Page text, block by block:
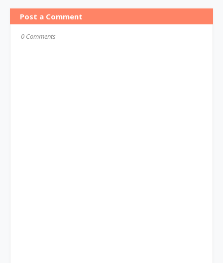
Post a Comment
0 Comments